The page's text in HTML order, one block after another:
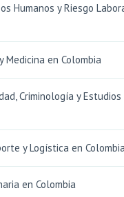
Humanos y Riesgo
Medicina en Colombia
Criminología y Estudios
y Logística en
en Colombia